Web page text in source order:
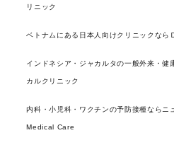
リニック
ベトナムにある日本人向けクリニックなら
インドネシア・ジャカルタの一般外来・健
カルクリニック
内科・小児科・ワクチンの予防接種なら
Medical Care